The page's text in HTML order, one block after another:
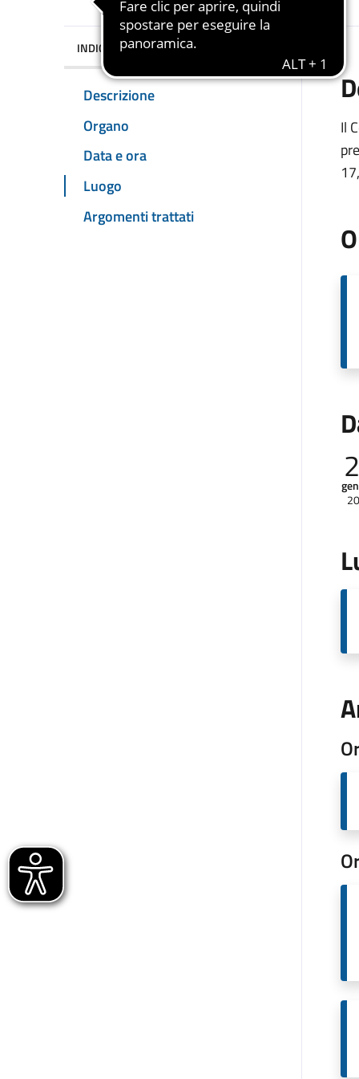
INDICE DELLA PAGINA
Descrizione
Organo
Data e ora
Luogo
Argomenti trattati
Il